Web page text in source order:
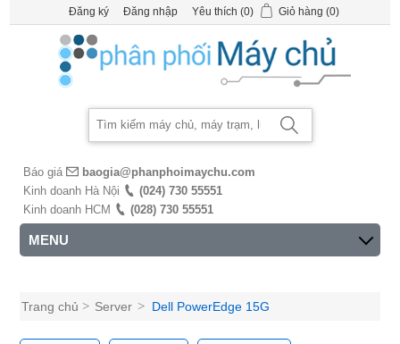
Đăng ký Đăng nhập Yêu thích (0) Giỏ hàng (0)
Báo giá
baogia@phanphoimaychu.com
Kinh doanh Hà Nội
(024) 730 55551
Kinh doanh HCM
(028) 730 55551
MENU
Trang chủ > Server > Dell PowerEdge 15G